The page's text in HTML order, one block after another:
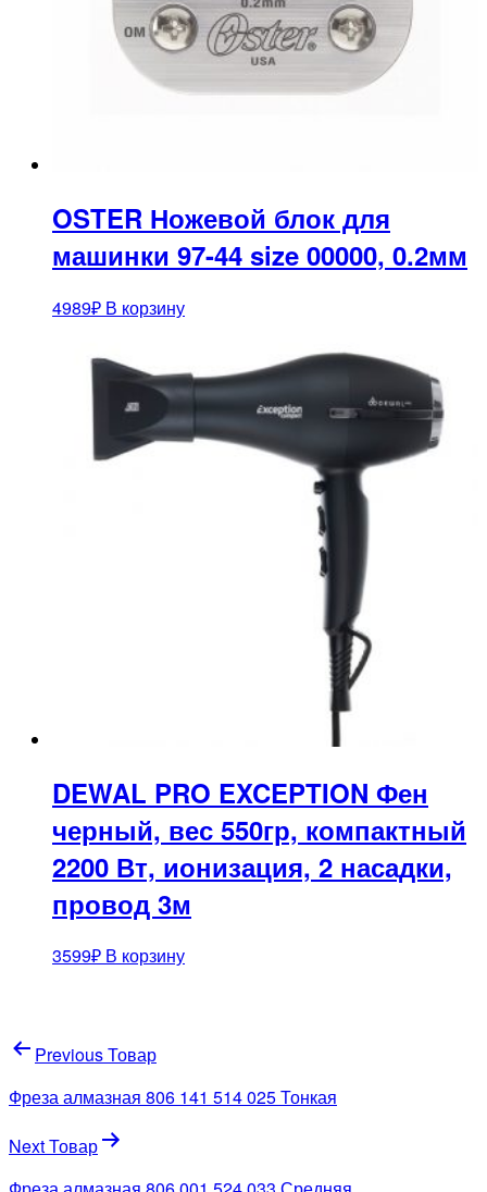
OSTER Ножевой блок для
машинки 97-44 size 00000, 0.2мм
4989₽ В корзину
DEWAL PRO EXCEPTION Фен
черный, вес 550гр, компактный
2200 Вт, ионизация, 2 насадки,
провод 3м
3599₽ В корзину
Навигация
по
записям
Previous Товар
Фреза алмазная 806 141 514 025 Тонкая
Next Товар